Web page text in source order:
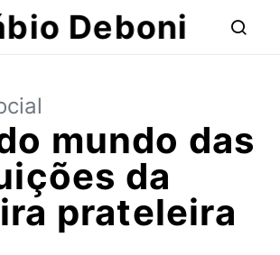
Deboni
mundo das
da
prateleira